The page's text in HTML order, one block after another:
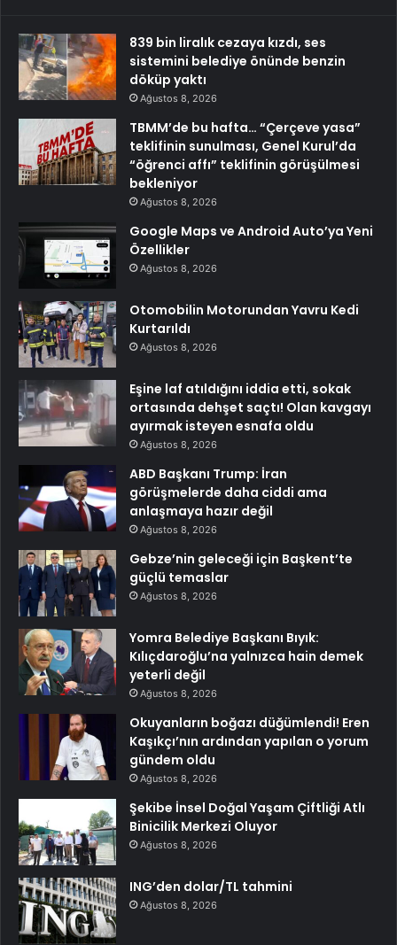
839 bin liralık cezaya kızdı, ses
sistemini belediye önünde benzin
döküp yaktı
Ağustos 8, 2026
TBMM’de bu hafta… “Çerçeve yasa”
teklifinin sunulması, Genel Kurul’da
“öğrenci affı” teklifinin görüşülmesi
bekleniyor
Ağustos 8, 2026
Google Maps ve Android Auto’ya Yeni
Özellikler
Ağustos 8, 2026
Otomobilin Motorundan Yavru Kedi
Kurtarıldı
Ağustos 8, 2026
Eşine laf atıldığını iddia etti, sokak
ortasında dehşet saçtı! Olan kavgayı
ayırmak isteyen esnafa oldu
Ağustos 8, 2026
ABD Başkanı Trump: İran
görüşmelerde daha ciddi ama
anlaşmaya hazır değil
Ağustos 8, 2026
Gebze’nin geleceği için Başkent’te
güçlü temaslar
Ağustos 8, 2026
Yomra Belediye Başkanı Bıyık:
Kılıçdaroğlu’na yalnızca hain demek
yeterli değil
Ağustos 8, 2026
Okuyanların boğazı düğümlendi! Eren
Kaşıkçı’nın ardından yapılan o yorum
gündem oldu
Ağustos 8, 2026
Şekibe İnsel Doğal Yaşam Çiftliği Atlı
Binicilik Merkezi Oluyor
Ağustos 8, 2026
ING’den dolar/TL tahmini
Ağustos 8, 2026